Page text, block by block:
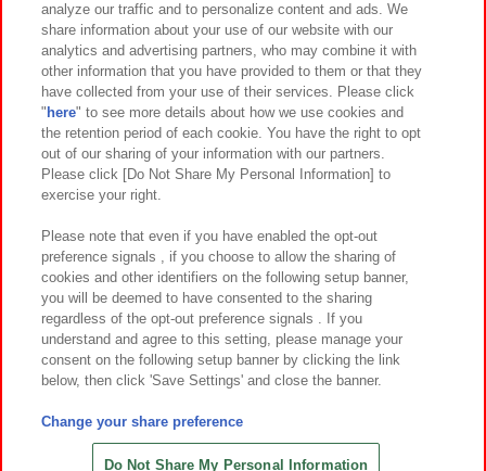
イベント・キャンペーン
関連会社 サステナビリティ サイトポリシー
プライバシーポリシー ウェブアクセシビリティ方針と検証結果
お取引先さまとともに
カスタマーハラスメント対応方針 よくあるご質問・お問い合わせ
©Bandai Namco Amusement Inc.
©Bandai Namco Amusement Lab Inc.
©HANAYASHIKI Co., Ltd. All Rights Reserved.
analyze our traffic and to personalize content and ads. We
share information about your use of our website with our
analytics and advertising partners, who may combine it with
other information that you have provided to them or that they
have collected from your use of their services. Please click
" here" to see more details about how we use cookies and
the retention period of each cookie. You have the right to opt
out of our sharing of your information with our partners.
Please click [Do Not Share My Personal Information] to
exercise your right.
Please note that even if you have enabled the opt-out
preference signals , if you choose to allow the sharing of
cookies and other identifiers on the following setup banner,
you will be deemed to have consented to the sharing
regardless of the opt-out preference signals . If you
understand and agree to this setting, please manage your
consent on the following setup banner by clicking the link
below, then click 'Save Settings' and close the banner.
Change your share preference
Do Not Share My Personal Information